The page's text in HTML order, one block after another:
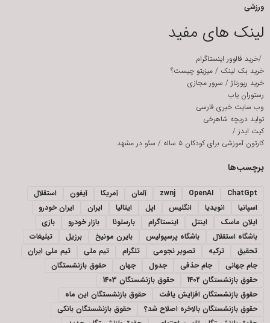
ورزشی
لینک های مفید
/خرید فالوور اینستاگرام
خرید بک لینک / میزیتو چیست؟
خرید رپورتاژ / سرور مجازی
رستوران یاب
وب سایت خبری فارسی
تولید دریچه شاهرخی
کیت ایدز /
کارتون آموزشی برای کودکان ۵ ساله
/ سئو در مشهد
برچسب‌ها
ChatGpt
OpenAI
zwnj آلمان آمریکا آیفون
استقلال
اسپانیا
انویدیا انگلیس اپل ایتالیا ایران
ایران خودرو
ایلان ماسک
اینتل اینستاگرام بارسلونا بازار خودرو
بازی
باشگاه استقلال
باشگاه پرسپولیس بایرن مونیخ برزیل
تبلیغات
تحقیق
ترکیه تصویر نجومی تلگرام تیم ملی
تیم ملی ایران
جام جهانی
جام حذفی جدول جهان
حقوق بازنشستگان
حقوق بازنشستگان 1402
حقوق بازنشستگان 1403
حقوق بازنشستگان افزایش یافت
حقوق بازنشستگان این ماه
حقوق بازنشستگان بالاخره اصلاح شد؟
حقوق بازنشستگان بانکی